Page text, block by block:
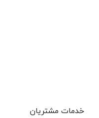
خدمات مشتریان